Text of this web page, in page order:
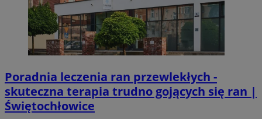
Poradnia leczenia ran przewlekłych -
skuteczna terapia trudno gojących się ran |
Świętochłowice